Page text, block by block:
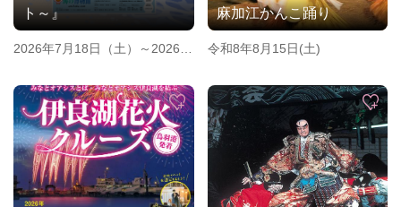
ト～』
2026年7月18日（土）～2026年
麻加江かんこ踊り
令和8年8月15日(土)